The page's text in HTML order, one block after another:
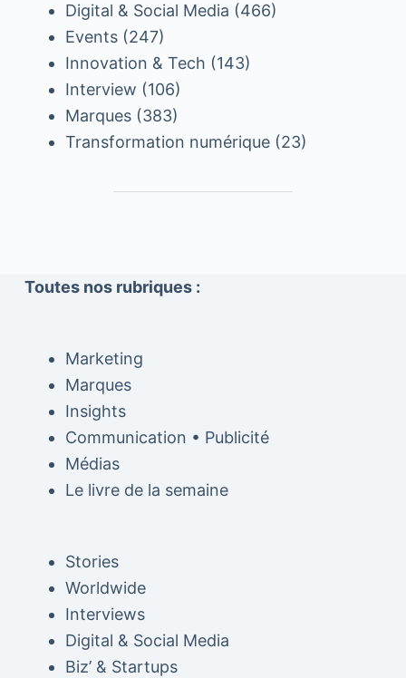
Digital & Social Media (466)
Events(247)
Innovation & Tech (143)
Interview (106)
Marques(383)
Transformation numérique(23)
Toutes nos rubriques :
Marketing
Marques
Insights
Communication • Publicité
Médias
Le livre de la semaine
Stories
Worldwide
Interviews
Digital & Social Media
Biz’ & Startups